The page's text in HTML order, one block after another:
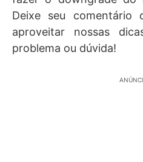
Deixe seu comentário
aproveitar nossas
problema ou dúvida!